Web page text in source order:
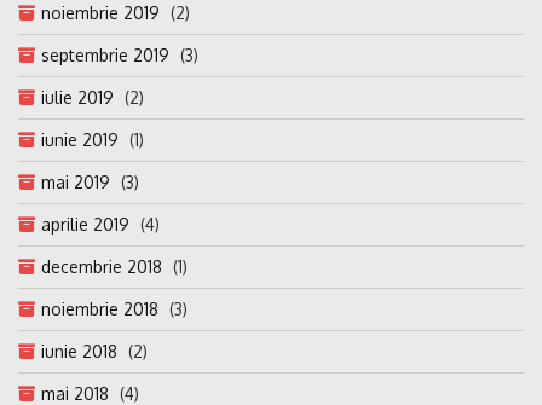
noiembrie 2019 (2)
septembrie 2019 (3)
iulie 2019 (2)
iunie 2019 (1)
mai 2019 (3)
aprilie 2019 (4)
decembrie 2018 (1)
noiembrie 2018 (3)
iunie 2018 (2)
mai 2018 (4)